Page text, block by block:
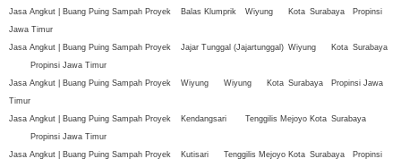
Jasa Angkut | Buang Puing Sampah Proyek
Balas Klumprik Wiyung Kota Surabaya
Propinsi
Jawa Timur
Jasa Angkut | Buang Puing Sampah Proyek
Jajar Tunggal (Jajartunggal) Wiyung Kota Surabaya
Propinsi Jawa Timur
Jasa Angkut | Buang Puing Sampah Proyek
Wiyung Wiyung Kota Surabaya
Propinsi Jawa
Timur
Jasa Angkut | Buang Puing Sampah Proyek
Kendangsari Tenggilis Mejoyo Kota Surabaya
Propinsi Jawa Timur
Jasa Angkut | Buang Puing Sampah Proyek
Kutisari Tenggilis Mejoyo Kota Surabaya
Propinsi